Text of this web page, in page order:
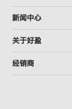
新闻中心
关于好盈
经销商